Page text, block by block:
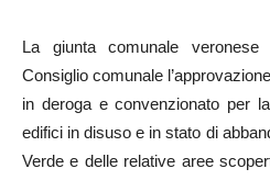
La giunta comunale
Consiglio comunale
in deroga e convenzionato per
edifici in disuso e in stato di
Verde e delle relative aree